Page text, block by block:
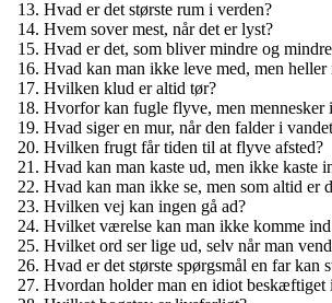
Hvad er det største rum i verden?
Hvem sover mest, når det er lyst?
Hvad er det, som bliver mindre og
Hvad kan man ikke leve med, men heller
Hvilken klud er altid tør?
Hvorfor kan fugle flyve, men mennesker
Hvad siger en mur, når den falder i
Hvilken frugt får tiden til at flyve afsted?
Hvad kan man kaste ud, men ikke kaste
Hvad kan man ikke se, men som altid er
Hvilken vej kan ingen gå ad?
Hvilket værelse kan man ikke komme
Hvilket ord ser lige ud, selv når man
Hvad er det største spørgsmål en far kan
Hvordan holder man en idiot beskæftiget